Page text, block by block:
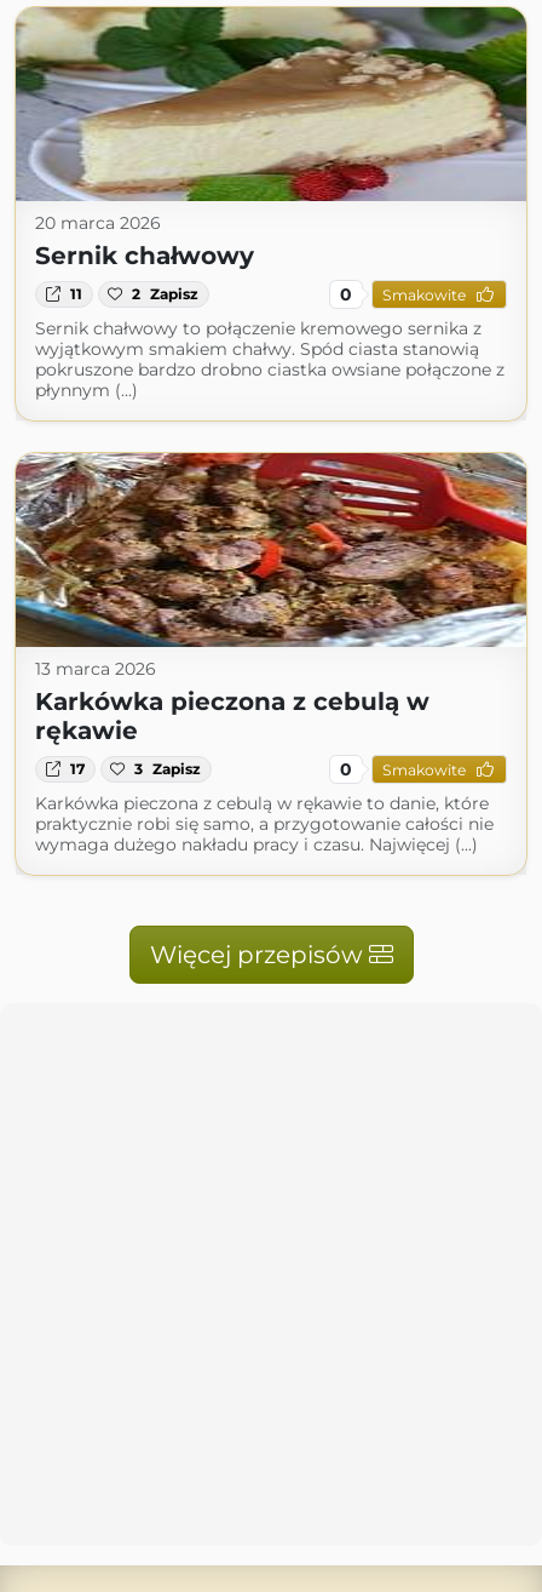
20 marca 2026
Sernik chałwowy
11 2 Zapisz 0 Smakowite
Sernik chałwowy to połączenie kremowego sernika z
wyjątkowym smakiem chałwy. Spód ciasta stanowią
pokruszone bardzo drobno ciastka owsiane połączone z
płynnym (...)
13 marca 2026
Karkówka pieczona z cebulą w
rękawie
17 3 Zapisz 0 Smakowite
Karkówka pieczona z cebulą w rękawie to danie, które
praktycznie robi się samo, a przygotowanie całości nie
wymaga dużego nakładu pracy i czasu. Najwięcej (...)
Więcej przepisów